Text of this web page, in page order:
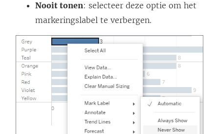
Nooit tonen: selecteer deze optie om het
markeringslabel te verbergen.